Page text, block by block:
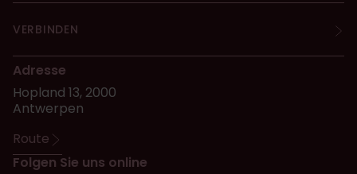
Adresse
Hopland 13, 2000
Antwerpen
Route
Folgen Sie uns online
VERBINDEN